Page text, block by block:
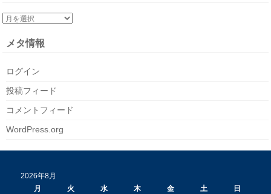
メタ情報
ログイン
投稿フィード
コメントフィード
WordPress.org
2026年8月
月
火 水 木 金 土
日